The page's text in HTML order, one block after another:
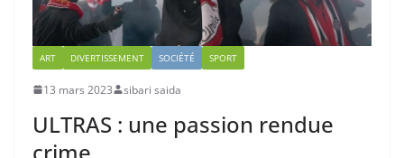
ART DIVERTISSEMENT SOCIÉTÉ SPORT
13 mars 2023 sibari saida
ULTRAS : une passion rendue
crime